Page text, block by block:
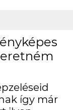
így már